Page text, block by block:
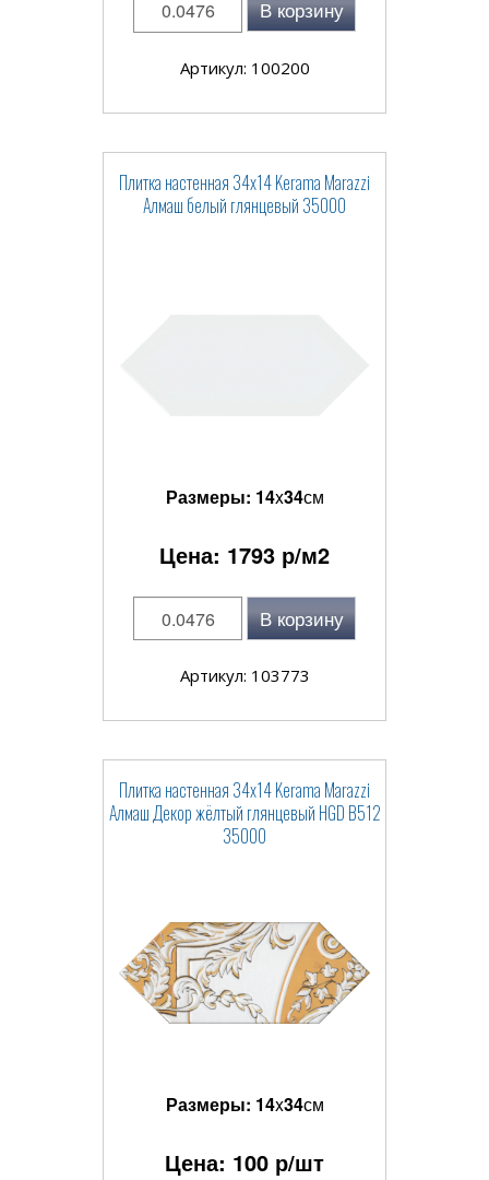
В корзину
Артикул: 100200
Плитка настенная 34x14 Kerama Marazzi
Алмаш белый глянцевый 35000
Размеры: 14x34см
Цена: 1793 р/м2
В корзину
Артикул: 103773
Плитка настенная 34x14 Kerama Marazzi
Алмаш Декор жёлтый глянцевый HGD B512
35000
Размеры: 14x34см
Цена: 100 р/шт